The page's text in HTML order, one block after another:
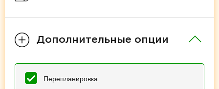
Дополнительные опции
Перепланировка